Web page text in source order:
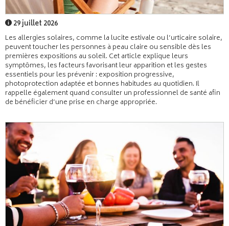
29 juillet 2026
Les allergies solaires, comme la lucite estivale ou l’urticaire solaire,
peuvent toucher les personnes à peau claire ou sensible dès les
premières expositions au soleil. Cet article explique leurs
symptômes, les facteurs favorisant leur apparition et les gestes
essentiels pour les prévenir : exposition progressive,
photoprotection adaptée et bonnes habitudes au quotidien. Il
rappelle également quand consulter un professionnel de santé afin
de bénéficier d’une prise en charge appropriée.